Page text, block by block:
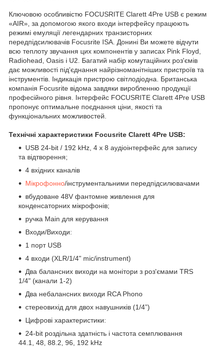
Ключовою особливістю FOCUSRITE Clarett 4Pre USB є режим
«AIR», за допомогою якого входи інтерфейсу працюють
режимі емуляції легендарних транзисторних
передпідсилювачів Focusrite ISA. Донині Ви можете відчути
всю теплоту звучання цих компонентів у записах Pink Floyd,
Radiohead, Oasis і U2. Багатий набір комутаційних роз'ємів
дає можливості під'єднання найрізноманітніших пристроїв та
інструментів. Індикація пристрою світлодіодна. Британська
компанія Focusrite відома завдяки виробленню продукції
професійного рівня. Інтерфейс FOCUSRITE Clarett 4Pre USB
пропонує оптимальне поєднання ціни, якості та
функціональних можливостей.
Технічні характеристики Focusrite Clarett 4Pre USB:
USB 24-bit / 192 kHz, 4 x 8 аудіоінтерфейс для запису
та відтворення;
4 вхідних каналів
Мікрофонно/інструментальними передпідсилювачами
вбудоване 48V фантомне живлення для
конденсаторних мікрофонів;
ручка Main для керування
Входи/Виходи:
1 порт USB
4 входи (XLR/1/4" mic/instrument)
Два балансних виходи на монітори з роз'ємами TRS
1/4" (канали 1-2)
Два небалансних виходи RCA Phono
стереовихід для двох навушників (1/4”)
Цифрові характеристики:
24-bit роздільна здатність і частота семплювання
44.1, 48, 88.2, 96, 192 kHz